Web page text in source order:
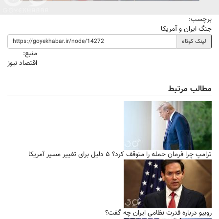
برچسب:
جنگ ایران و آمریکا
لینک کوتاه
منبع:
اقتصاد نیوز
مطالب مرتبط
ترامپ چرا فرمان حمله را متوقف کرد؟ ۵ دلیل برای تغییر مسیر آمریکا
روبیو درباره قدرت نظامی ایران چه گفت؟